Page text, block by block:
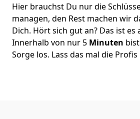
Hier brauchst Du nur die
managen, den Rest machen wir
Dich. Hört sich gut an? Das ist es
Innerhalb von nur 5 Minuten
Sorge los. Lass das mal die Profis